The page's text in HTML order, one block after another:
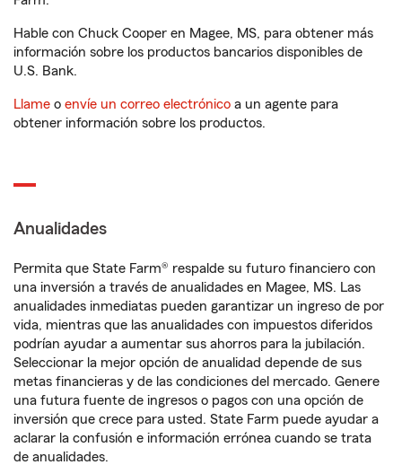
Hable con Chuck Cooper en Magee, MS, para obtener más
información sobre los productos bancarios disponibles de
U.S. Bank.
Llame o envíe un correo electrónico a un agente para
obtener información sobre los productos.
Anualidades
Permita que State Farm® respalde su futuro financiero con
una inversión a través de anualidades en Magee, MS. Las
anualidades inmediatas pueden garantizar un ingreso de por
vida, mientras que las anualidades con impuestos diferidos
podrían ayudar a aumentar sus ahorros para la jubilación.
Seleccionar la mejor opción de anualidad depende de sus
metas financieras y de las condiciones del mercado. Genere
una futura fuente de ingresos o pagos con una opción de
inversión que crece para usted. State Farm puede ayudar a
aclarar la confusión e información errónea cuando se trata
de anualidades.